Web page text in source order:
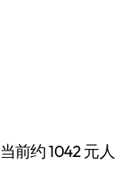
前约 1042 元人